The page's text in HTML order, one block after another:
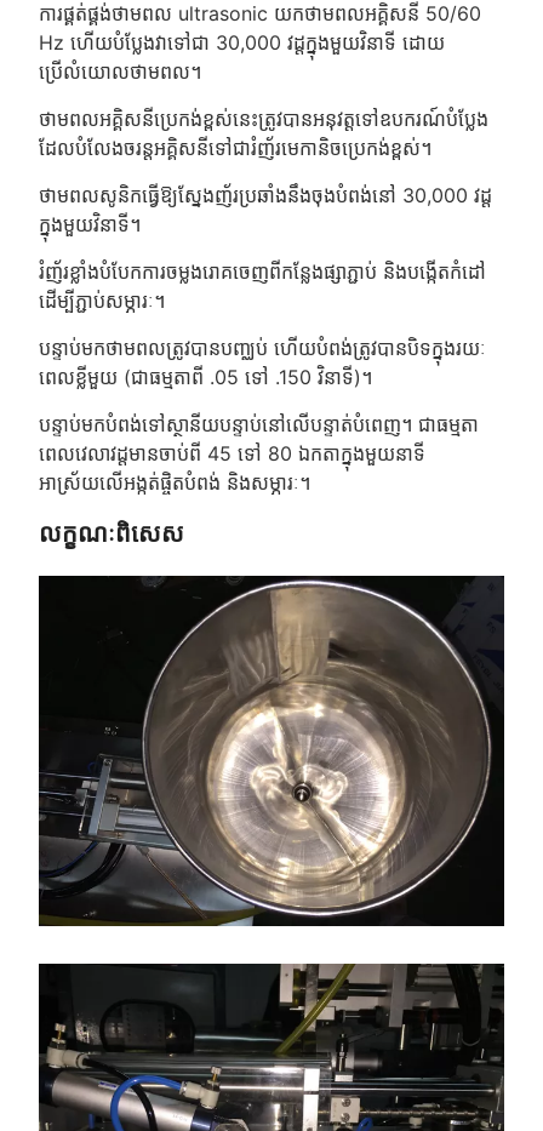
ការផ្គត់ផ្គង់ថាមពល ultrasonic យកថាមពលអគ្គិសនី 50/60
Hz ហើយបំប្លែងវាទៅជា 30,000 វដ្តក្នុងមួយវិនាទី ដោយ
ប្រើលំយោលថាមពល។
ថាមពលអគ្គិសនីប្រេកង់ខ្ពស់នេះត្រូវបានអនុវត្តទៅឧបករណ៍បំប្លែង
ដែលបំលែងចរន្តអគ្គិសនីទៅជារំញ័រមេកានិចប្រេកង់ខ្ពស់។
ថាមពលសូនិកធ្វើឱ្យស្នែងញ័រប្រឆាំងនឹងចុងបំពង់នៅ 30,000 វដ្ត
ក្នុងមួយវិនាទី។
រំញ័រខ្លាំងបំបែកការចម្លងរោគចេញពីកន្លែងផ្សាភ្ជាប់ និងបង្កើតកំដៅ
ដើម្បីភ្ជាប់សម្ភារៈ។
បន្ទាប់មកថាមពលត្រូវបានបញ្ឈប់ ហើយបំពង់ត្រូវបានបិទក្នុងរយៈ
ពេលខ្លីមួយ (ជាធម្មតាពី .05 ទៅ .150 វិនាទី)។
បន្ទាប់មកបំពង់ទៅស្ថានីយបន្ទាប់នៅលើបន្ទាត់បំពេញ។ ជាធម្មតា
ពេលវេលាវដ្តមានចាប់ពី 45 ទៅ 80 ឯកតាក្នុងមួយនាទី
អាស្រ័យលើអង្កត់ផ្ចិតបំពង់ និងសម្ភារៈ។
លក្ខណៈពិសេស